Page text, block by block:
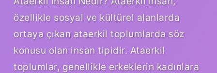
özellikle sosyal ve kültürel alanlarda
ortaya çıkan ataerkil toplumlarda söz
konusu olan insan tipidir. Ataerkil
toplumlar, genellikle erkeklerin kadınlara